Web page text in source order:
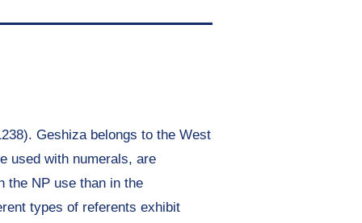
Geshiza belongs to the West
used with numerals, are
the NP use than in the
types of referents exhibit